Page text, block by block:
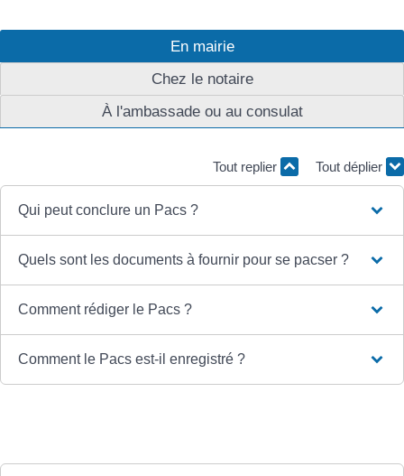
En mairie
Chez le notaire
À l'ambassade ou au consulat
Tout replier Tout déplier
Qui peut conclure un Pacs ?
Quels sont les documents à fournir pour se pacser ?
Comment rédiger le Pacs ?
Comment le Pacs est-il enregistré ?